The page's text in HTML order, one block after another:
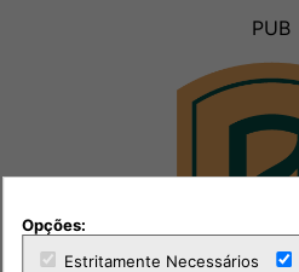
PUB
Opções:
Estritamente Necessários